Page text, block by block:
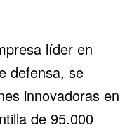
líder en
defensa, se
innovadoras en
de 95.000